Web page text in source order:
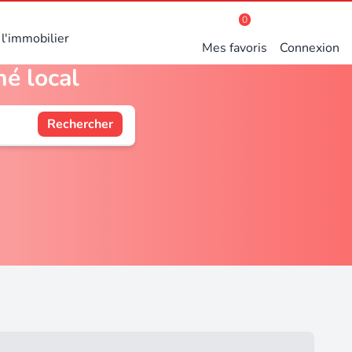
l'immobilier
0
Mes favoris Connexion
local
Rechercher